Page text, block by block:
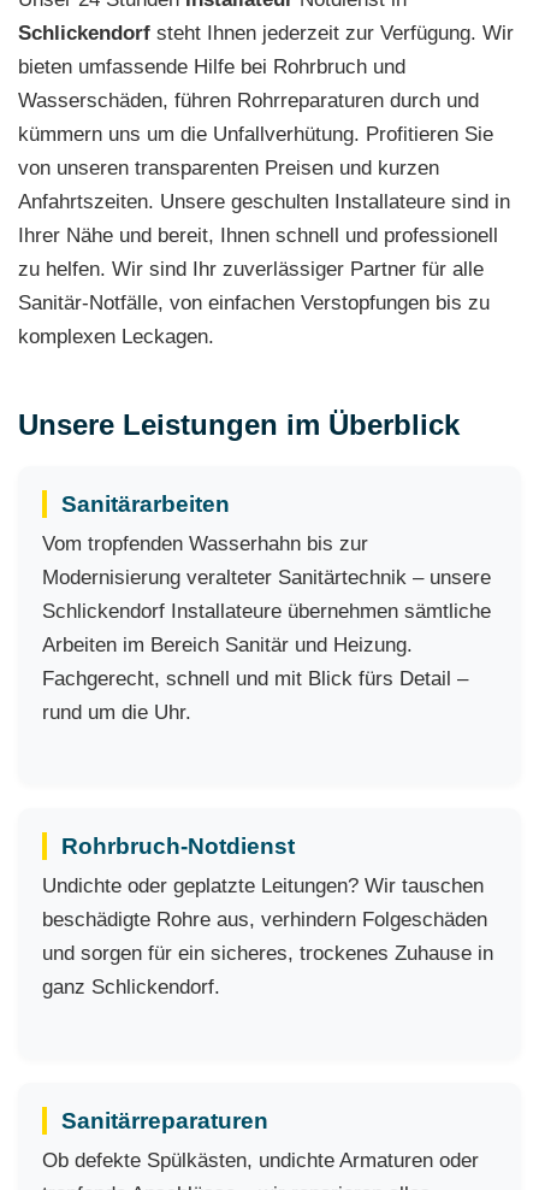
Schlickendorf steht Ihnen jederzeit zur Verfügung. Wir
bieten umfassende Hilfe bei Rohrbruch und
Wasserschäden, führen Rohrreparaturen durch und
kümmern uns um die Unfallverhütung. Profitieren Sie
von unseren transparenten Preisen und kurzen
Anfahrtszeiten. Unsere geschulten Installateure sind in
Ihrer Nähe und bereit, Ihnen schnell und professionell
zu helfen. Wir sind Ihr zuverlässiger Partner für alle
Sanitär-Notfälle, von einfachen Verstopfungen bis zu
komplexen Leckagen.
Unsere Leistungen im Überblick
Sanitärarbeiten
Vom tropfenden Wasserhahn bis zur
Modernisierung veralteter Sanitärtechnik – unsere
Schlickendorf Installateure übernehmen sämtliche
Arbeiten im Bereich Sanitär und Heizung.
Fachgerecht, schnell und mit Blick fürs Detail –
rund um die Uhr.
Rohrbruch-Notdienst
Undichte oder geplatzte Leitungen? Wir tauschen
beschädigte Rohre aus, verhindern Folgeschäden
und sorgen für ein sicheres, trockenes Zuhause in
ganz Schlickendorf.
Sanitärreparaturen
Ob defekte Spülkästen, undichte Armaturen oder